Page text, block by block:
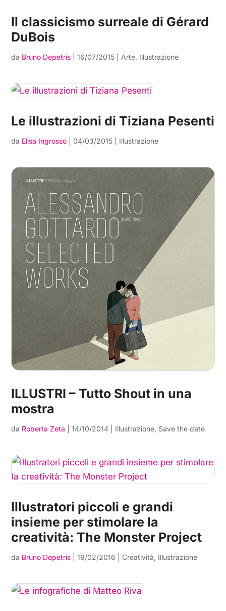
Il classicismo surreale di Gérard
DuBois
da Bruno Depetris |16/07/2015 Arte, Illustrazione
Le illustrazioni di Tiziana Pesenti
da Elisa Ingrosso 04/03/2015 Illustrazione
ILLUSTRI – Tutto Shout in una
mostra
da Roberta Zeta |14/10/2014 Illustrazione, Save the date
Illustratori piccoli e grandi
insieme per stimolare la
creatività: The Monster Project
da Bruno Depetris |19/02/2016 Creatività, Illustrazione